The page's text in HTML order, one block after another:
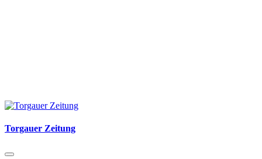
Torgauer Zeitung